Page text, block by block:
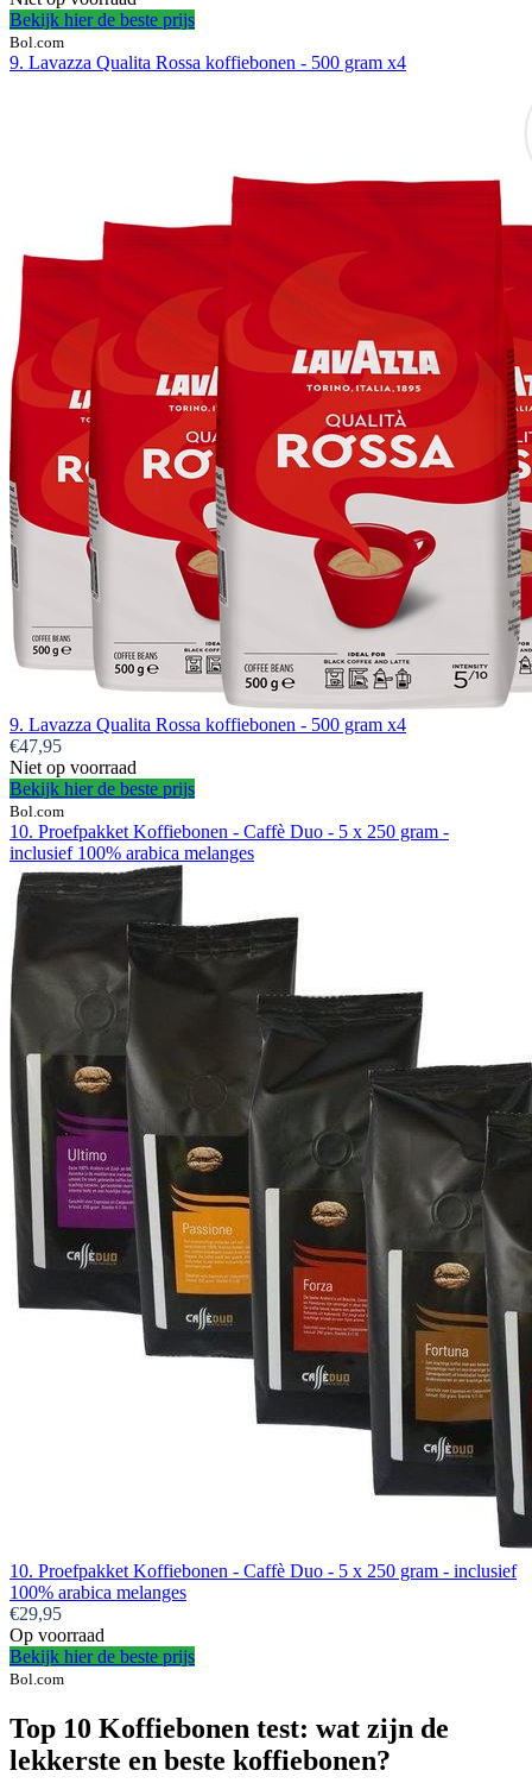
Bekijk hier de beste prijs
Bol.com
9. Lavazza Qualita Rossa koffiebonen - 500 gram x4
9. Lavazza Qualita Rossa koffiebonen - 500 gram x4
€47,95
Niet op voorraad
Bekijk hier de beste prijs
Bol.com
10. Proefpakket Koffiebonen - Caffè Duo - 5 x 250 gram -
inclusief 100% arabica melanges
10. Proefpakket Koffiebonen - Caffè Duo - 5 x 250 gram - inclusief
100% arabica melanges
€29,95
Op voorraad
Bekijk hier de beste prijs
Bol.com
Top 10 Koffiebonen test: wat zijn de
lekkerste en beste koffiebonen?